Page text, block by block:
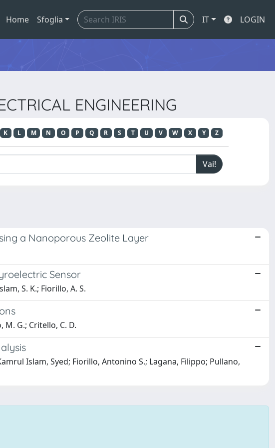
Home Sfoglia IT LOGIN
ENGINEERING
K L M N O P Q R S T U V W X Y Z
a Nanoporous Zeolite Layer
Sensor
S. K.; Fiorillo, A. S.
M. G.; Critello, C. D.
Islam, Syed; Fiorillo, Antonino S.; Lagana, Filippo; Pullano,